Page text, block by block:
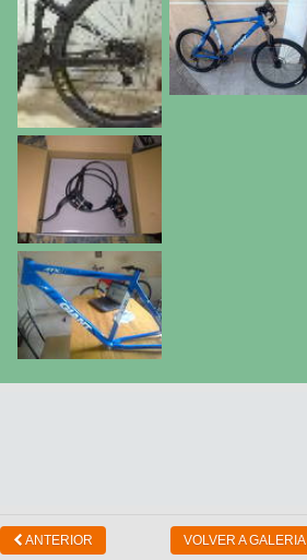
ANTERIOR VOLVER A GALERIA